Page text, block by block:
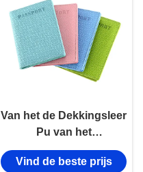
Van het de Dekkingsleer
Pu van het
weefselpaspoort van de
de
Vind de beste prijs